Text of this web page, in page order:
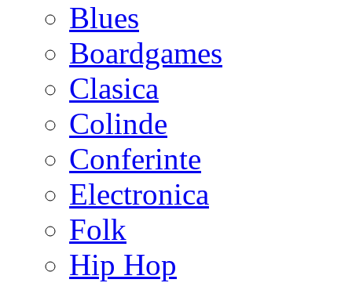
Blues
Boardgames
Clasica
Colinde
Conferinte
Electronica
Folk
Hip Hop